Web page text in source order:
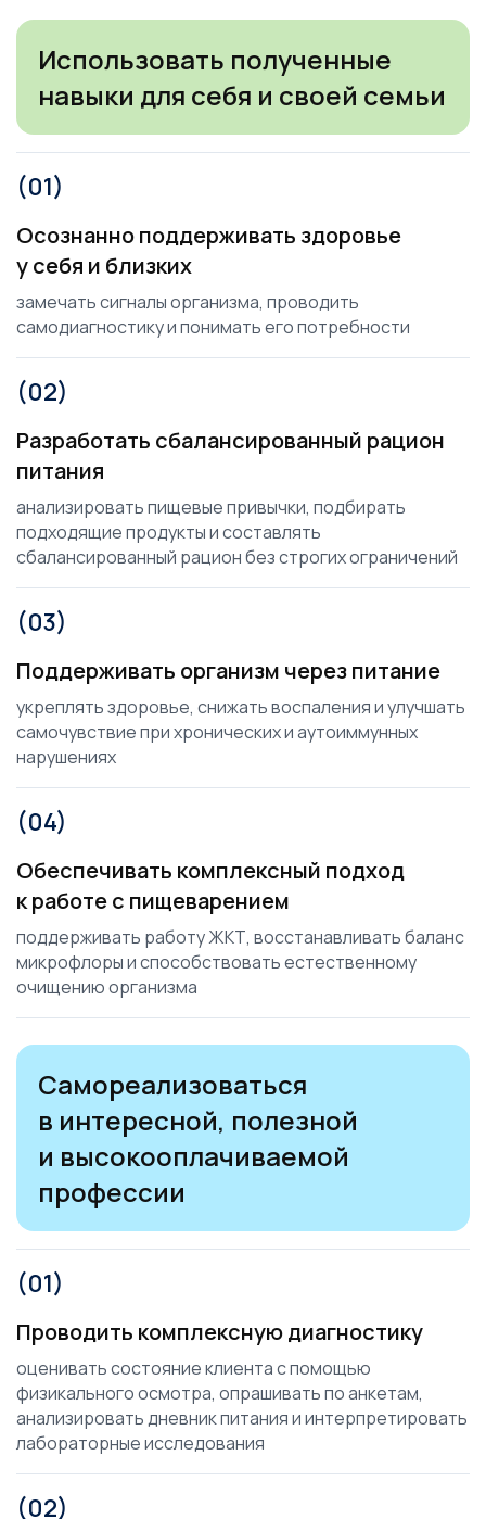
Использовать полученные
навыки для себя и своей семьи
(01)
Осознанно поддерживать здоровье
у себя и близких
замечать сигналы организма, проводить
самодиагностику и понимать его потребности
(02)
Разработать сбалансированный рацион
питания
анализировать пищевые привычки, подбирать
подходящие продукты и составлять
сбалансированный рацион без строгих ограничений
(03)
Поддерживать организм через питание
укреплять здоровье, снижать воспаления и улучшать
самочувствие при хронических и аутоиммунных
нарушениях
(04)
Обеспечивать комплексный подход
к работе с пищеварением
поддерживать работу ЖКТ, восстанавливать баланс
микрофлоры и способствовать естественному
очищению организма
Самореализоваться
в интересной, полезной
и высокооплачиваемой
профессии
(01)
Проводить комплексную диагностику
оценивать состояние клиента с помощью
физикального осмотра, опрашивать по анкетам,
анализировать дневник питания и интерпретировать
лабораторные исследования
(02)